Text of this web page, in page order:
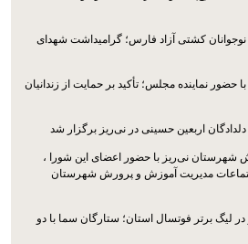
کشتی آزاد فارس؛ گرامیداشت شهدای
نماینده مجلس؛ تأکید بر حمایت از زندانیان
اربعین حسینی در نی‌ریز برگزار شد
نی‌ریز با حضور اعضای این شورا ،
سالن اجتماعات مدیریت آموزش و پرورش شهرستان
در لیگ برتر فوتسال استان؛ ستارگان سما با دو